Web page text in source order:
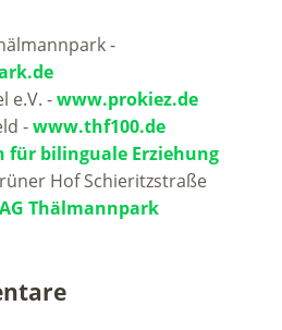
-
e.V. -www.prokiez.de
-www.thf100.de
für bilinguale Erziehung
Hof Schieritzstraße
Thälmannpark